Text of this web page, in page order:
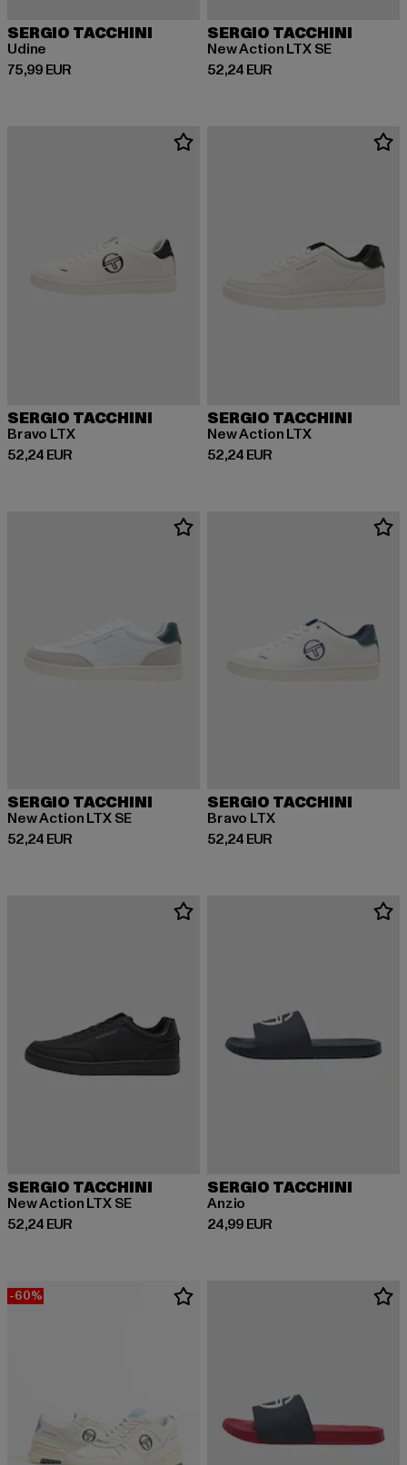
SERGIO TACCHINI
Udine
75,99 EUR
Derzeitiger Preis: 75,99 EUR
SERGIO TACCHINI
New Action LTX SE
52,24 EUR
Derzeitiger Preis: 52,24 EUR
SERGIO TACCHINI
Bravo LTX
52,24 EUR
Derzeitiger Preis: 52,24 EUR
SERGIO TACCHINI
New Action LTX
52,24 EUR
Derzeitiger Preis: 52,24 EUR
SERGIO TACCHINI
New Action LTX SE
52,24 EUR
Derzeitiger Preis: 52,24 EUR
SERGIO TACCHINI
Bravo LTX
52,24 EUR
Derzeitiger Preis: 52,24 EUR
SERGIO TACCHINI
New Action LTX SE
52,24 EUR
Derzeitiger Preis: 52,24 EUR
SERGIO TACCHINI
Anzio
24,99 EUR
Derzeitiger Preis: 24,99 EUR
-60%